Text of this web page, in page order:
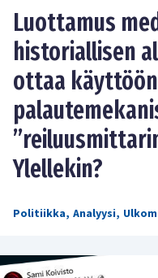
Luottamus
historiallisen
ottaa
Ylellekin?
Politiikka, Analyysi,